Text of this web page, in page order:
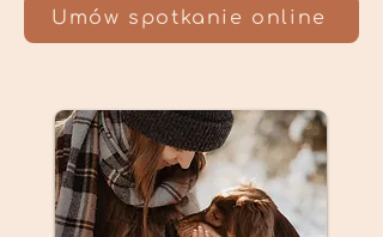
Umów spotkanie online